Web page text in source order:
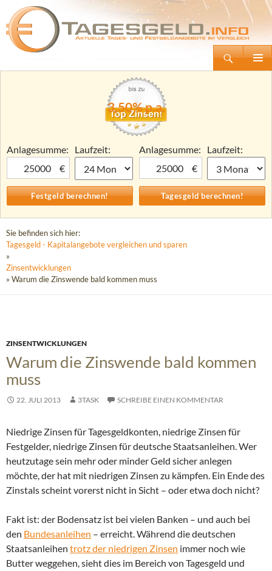
Tagesgeld.info – Tagesgeldkonten vergleichen und Tagesgeld-Zinsen berechnen
Zum
3,50% p.a.
Anlagesumme:
€
Laufzeit:
Anlagesumme:
€
Laufzeit:
Sie befinden sich hier:
Tagesgeld - Kapitalangebote vergleichen und sparen
»
Zinsentwicklungen
» Warum die Zinswende bald kommen muss
ZINSENTWICKLUNGEN
Warum die Zinswende bald kommen
muss
22. JULI 2013 3TASK SCHREIBE EINEN KOMMENTAR
Niedrige Zinsen für Tagesgeldkonten, niedrige Zinsen für
Festgelder, niedrige Zinsen für deutsche Staatsanleihen. Wer
heutzutage sein mehr oder minder Geld sicher anlegen
möchte, der hat mit niedrigen Zinsen zu kämpfen. Ein Ende des
Zinstals scheint vorerst nicht in Sicht – oder etwa doch nicht?
Fakt ist: der Bodensatz ist bei vielen Banken – und auch bei
den Bundesanleihen – erreicht. Während die deutschen
Staatsanleihen trotz der niedrigen Zinsen immer noch wie
Butter weggehen, sieht dies im Bereich von Tagesgeld und